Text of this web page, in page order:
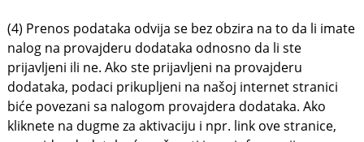
(4) Prenos podataka odvija se bez obzira na to da li imate
nalog na provajderu dodataka odnosno da li ste
prijavljeni ili ne. Ako ste prijavljeni na provajderu
dodataka, podaci prikupljeni na našoj internet stranici
biće povezani sa nalogom provajdera dodataka. Ako
kliknete na dugme za aktivaciju i npr. link ove stranice,